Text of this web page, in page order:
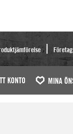
KONTO MINA